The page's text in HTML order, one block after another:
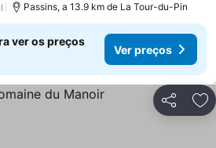
Passins, a 13.9 km de La Tour-du-Pin
ver os preços
Ver preços
Partilhar